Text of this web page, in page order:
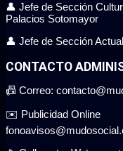
👤 Jefe de Sección
Palacios Sotomayor
👤 Jefe de Sección
CONTACTO
📠 Correo:
✉️ Publicidad Online